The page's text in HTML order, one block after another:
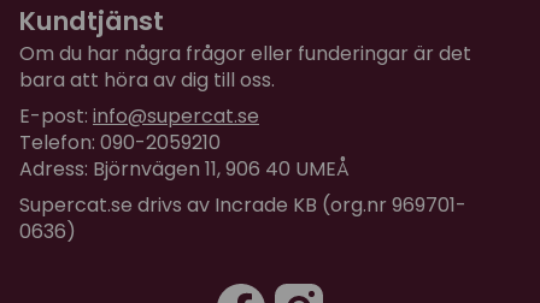
Kundtjänst
Om du har några frågor eller funderingar är det
bara att höra av dig till oss.
E-post: info@supercat.se
Telefon: 090-2059210
Adress: Björnvägen 11, 906 40 UMEÅ
Supercat.se drivs av Incrade KB (org.nr 969701-
0636)